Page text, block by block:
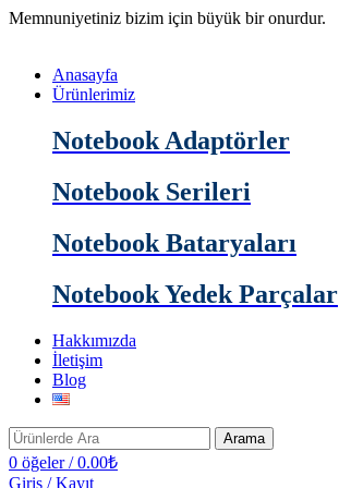
Memnuniyetiniz bizim için büyük bir onurdur.
Anasayfa
Ürünlerimiz
Notebook Adaptörler
Notebook Serileri
Notebook Bataryaları
Notebook Yedek Parçalar
Hakkımızda
İletişim
Blog
Arama
0 öğeler / 0.00₺
Giriş / Kayıt